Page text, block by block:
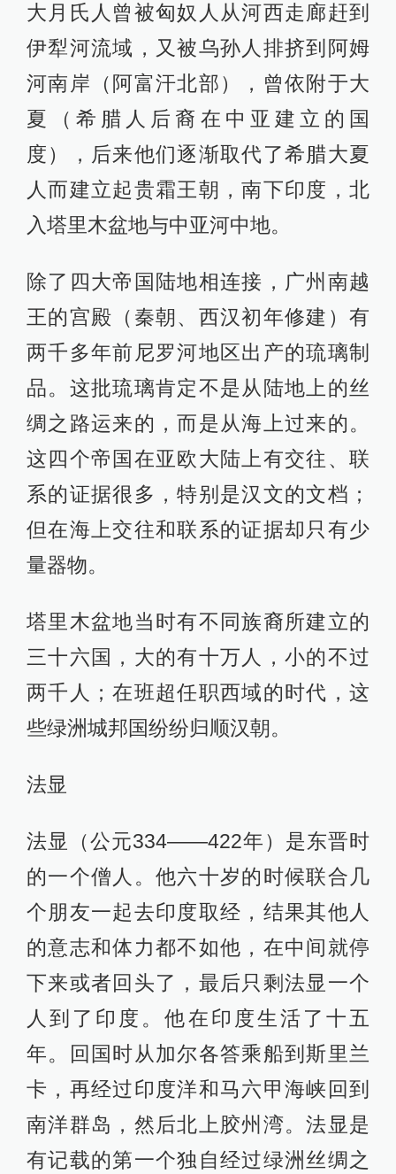
大月氏人曾被匈奴人从河西走廊赶到
伊犁河流域，又被乌孙人排挤到阿姆
河南岸（阿富汗北部），曾依附于大
夏（希腊人后裔在中亚建立的国
度），后来他们逐渐取代了希腊大夏
人而建立起贵霜王朝，南下印度，北
入塔里木盆地与中亚河中地。
除了四大帝国陆地相连接，广州南越
王的宫殿（秦朝、西汉初年修建）有
两千多年前尼罗河地区出产的琉璃制
品。这批琉璃肯定不是从陆地上的丝
绸之路运来的，而是从海上过来的。
这四个帝国在亚欧大陆上有交往、联
系的证据很多，特别是汉文的文档；
但在海上交往和联系的证据却只有少
量器物。
塔里木盆地当时有不同族裔所建立的
三十六国，大的有十万人，小的不过
两千人；在班超任职西域的时代，这
些绿洲城邦国纷纷归顺汉朝。
法显
法显（公元334——422年）是东晋时
的一个僧人。他六十岁的时候联合几
个朋友一起去印度取经，结果其他人
的意志和体力都不如他，在中间就停
下来或者回头了，最后只剩法显一个
人到了印度。他在印度生活了十五
年。回国时从加尔各答乘船到斯里兰
卡，再经过印度洋和马六甲海峡回到
南洋群岛，然后北上胶州湾。法显是
有记载的第一个独自经过绿洲丝绸之